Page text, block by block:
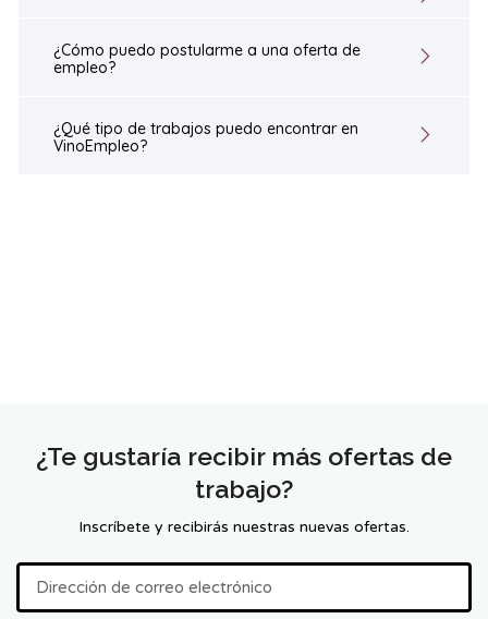
¿Cómo puedo postularme a una oferta de
empleo?
¿Qué tipo de trabajos puedo encontrar en
VinoEmpleo?
¿Te gustaría recibir más ofertas de
trabajo?
Inscríbete y recibirás nuestras nuevas ofertas.